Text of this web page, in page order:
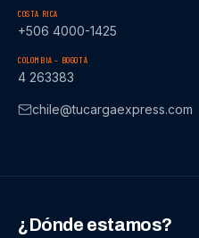
COSTA RICA
+506 4000-1425
COLOMBIA – BOGOTÁ
4 263383
chile@tucargaexpress.com
¿Dónde estamos?